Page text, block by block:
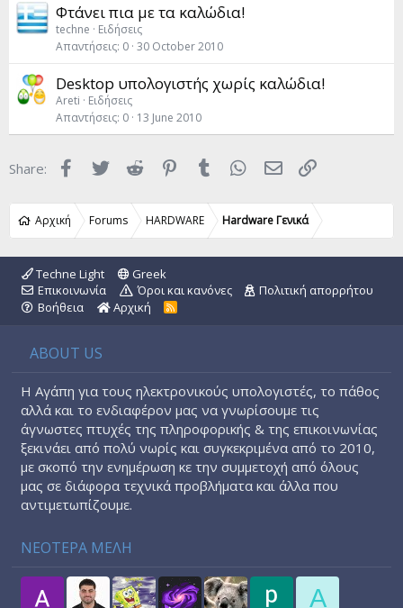
Φτάνει πια με τα καλώδια!
techne
Ειδήσεις
Απαντήσεις 0 30 October 2010
Desktop υπολογιστής χωρίς καλώδια!
Areti
Ειδήσεις
Απαντήσεις 0 13 June 2010
Share: FacebookTwitter Reddit Pinterest
Tumblr WhatsApp
Email
Αρχική Forums HARDWARE Hardware Γενικά
Techne Light
Greek
Επικοινωνία
Όροι και κανόνες
Πολιτική απορρήτου
Βοήθεια
Αρχική
R
ABOUT US
Η Αγάπη για τους ηλεκτρονικούς υπολογιστές, το πάθος
αλλά και το ενδιαφέρον μας να γνωρίσουμε τις
άγνωστες πτυχές της πληροφορικής & της επικοινωνίας
ξεκινάει από πολύ νωρίς και συγκεκριμένα από το 2010,
με σκοπό την ενημέρωση κε την συμμετοχή από όλους
μας σε διάφορα τεχνικά προβλήματα και άλλα που
αντιμετωπίζουμε.
ΝΕΟΤΕΡΑ ΜΕΛΗ
A